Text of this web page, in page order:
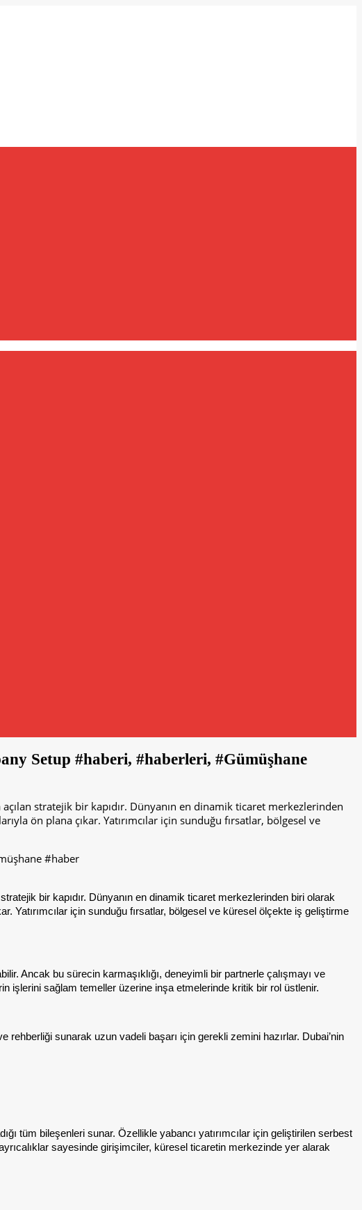
Setup #haberi, #haberleri, #Gümüşhane
stratejik bir kapıdır. Dünyanın en dinamik ticaret merkezlerinden
ön plana çıkar. Yatırımcılar için sunduğu fırsatlar, bölgesel ve
bir kapıdır. Dünyanın en dinamik ticaret merkezlerinden biri olarak
Yatırımcılar için sunduğu fırsatlar, bölgesel ve küresel ölçekte iş geliştirme
Ancak bu sürecin karmaşıklığı, deneyimli bir partnerle çalışmayı ve
işlerini sağlam temeller üzerine inşa etmelerinde kritik bir rol üstlenir.
rehberliği sunarak uzun vadeli başarı için gerekli zemini hazırlar. Dubai’nin
tüm bileşenleri sunar. Özellikle yabancı yatırımcılar için geliştirilen serbest
sayesinde girişimciler, küresel ticaretin merkezinde yer alarak